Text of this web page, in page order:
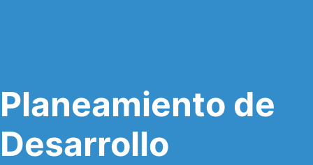
Planeamiento de
Desarrollo